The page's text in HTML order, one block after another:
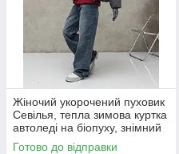
Жіночий укорочений пуховик
Севілья, тепла зимова куртка
автоледі на біопуху, знімний
капюшон 48–50 графіт
Готово до відправки